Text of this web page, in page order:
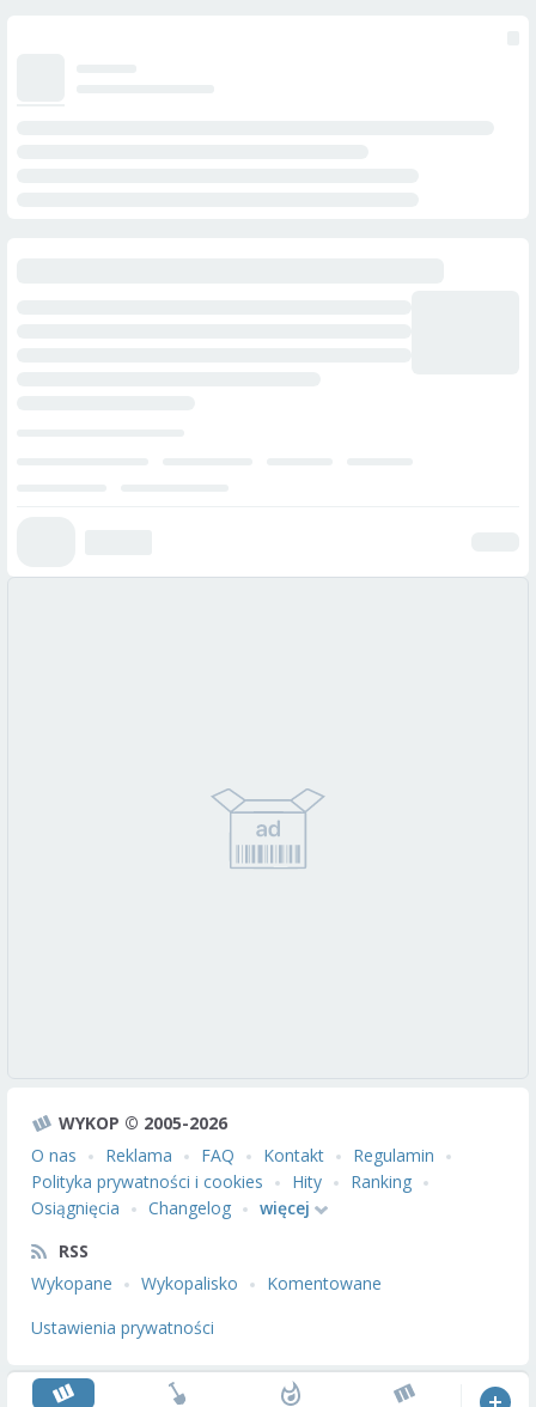
WYKOP © 2005-2026
O nas
Reklama FAQ Kontakt
Regulamin
Polityka prywatności i cookies
Hity
Ranking
Osiągnięcia
Changelog
więcej
RSS
Wykopane
Wykopalisko
Komentowane
Ustawienia prywatności